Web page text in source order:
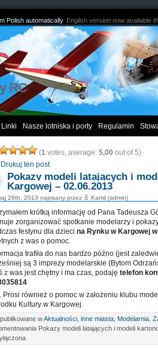
Polish automatically. English version now available
RC
Linki Nasze lotniska i porty Regulamin
(1 votes, average: 5,00 out of 5)
Drukuj ten post
Pokazy modeli latających i
Kargowej – 02.06.2013
28th, 2013 napisany przez Kamil (admin)
krótką informację od Pana Tadeusza
zorganizować spotkanie modelarzy i
festynu dla dzieci na Rynku w Kargowej
z was o pomoc.
trafiła do nas bardzo późno (jest
są 3 imprezy modelarskie (Bytom
z was jest chętny i ma czas, podaję telefon
Prosi również o pomoc w założeniu klubu
Kultury w Kargowej.
wAktualności inne miasta Modelarnia
Pokazy modeli latających i modeli